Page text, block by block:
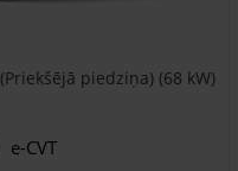
piedziņa) (68 kW)
e-CVT